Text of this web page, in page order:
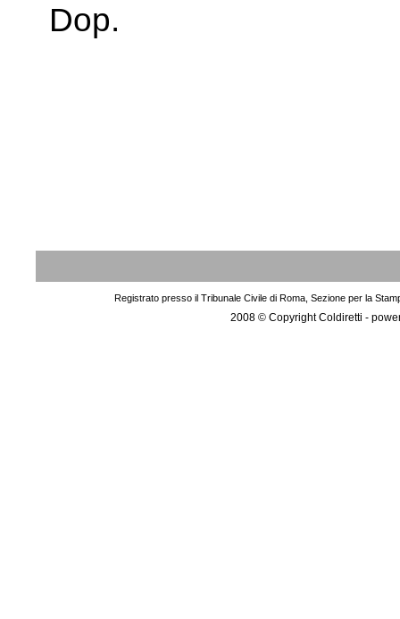
Dop.
Registrato presso il Tribunale Civile di Roma, Sezione per la
2008 © Copyright Coldiretti -